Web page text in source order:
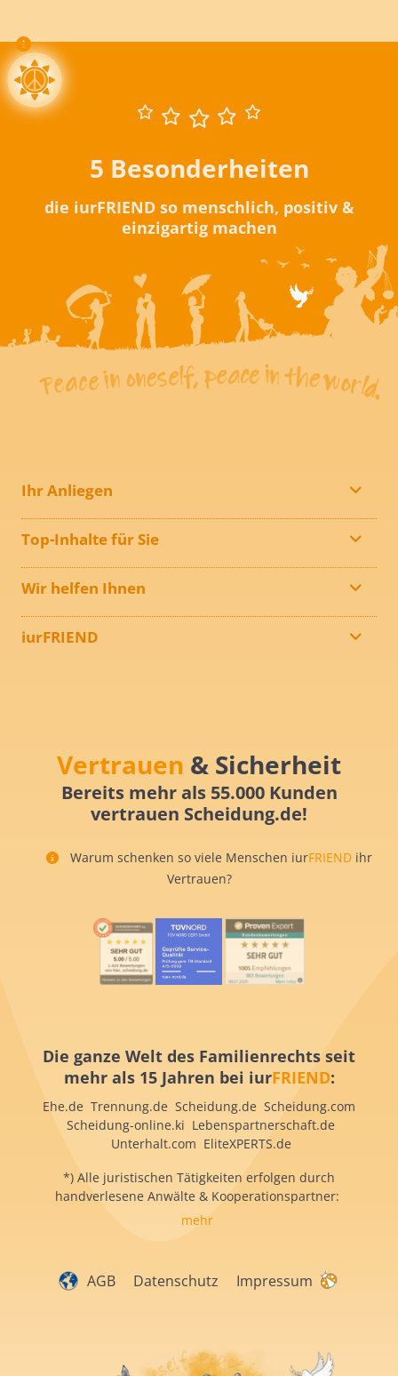
5 Besonderheiten
die iurFRIEND so menschlich, positiv &
einzigartig machen
Ihr Anliegen
Top-Inhalte für Sie
Wir helfen Ihnen
iurFRIEND
Vertrauen & Sicherheit
Bereits mehr als 55.000 Kunden
vertrauen Scheidung.de!
Warum schenken so viele Menschen iurFRIEND ihr
Vertrauen?
Die ganze Welt des Familienrechts seit
mehr als 15 Jahren bei iurFRIEND:
Ehe.de Trennung.de Scheidung.de Scheidung.com
Scheidung-online.ki Lebenspartnerschaft.de
Unterhalt.com EliteXPERTS.de
*) Alle juristischen Tätigkeiten erfolgen durch
handverlesene Anwälte & Kooperationspartner:
mehr
AGB Datenschutz Impressum